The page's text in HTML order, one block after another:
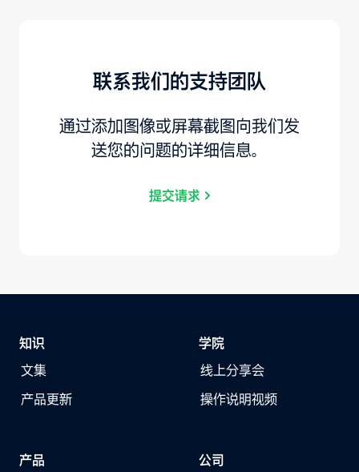
联系我们的支持团队
通过添加图像或屏幕截图向我们发
送您的问题的详细信息。
提交请求
知识
文集
产品更新
学院
线上分享会
操作说明视频
产品 公司